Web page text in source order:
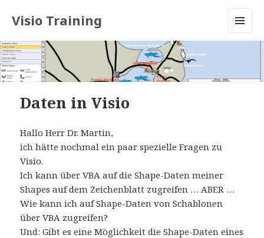
Visio Training
Daten in Visio
Hallo Herr Dr. Martin,
ich hätte nochmal ein paar spezielle Fragen zu
Visio.
Ich kann über VBA auf die Shape-Daten meiner
Shapes auf dem Zeichenblatt zugreifen … ABER …
Wie kann ich auf Shape-Daten von Schablonen
über VBA zugreifen?
Und: Gibt es eine Möglichkeit die Shape-Daten eines